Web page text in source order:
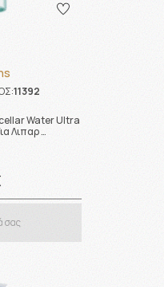
11392
Water Ultra
Λιπαρ …
σας